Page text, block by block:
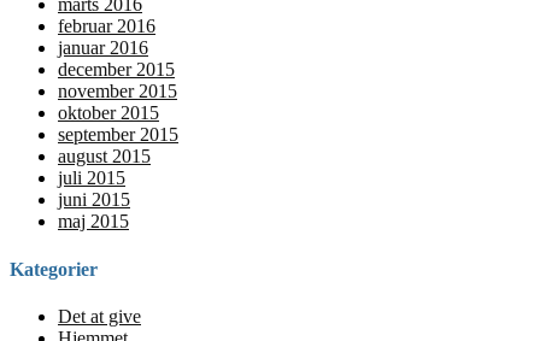
marts 2016
februar 2016
januar 2016
december 2015
november 2015
oktober 2015
september 2015
august 2015
juli 2015
juni 2015
maj 2015
Kategorier
Det at give